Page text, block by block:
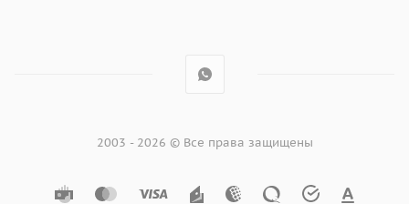
2003 - 2026 © Все права защищены